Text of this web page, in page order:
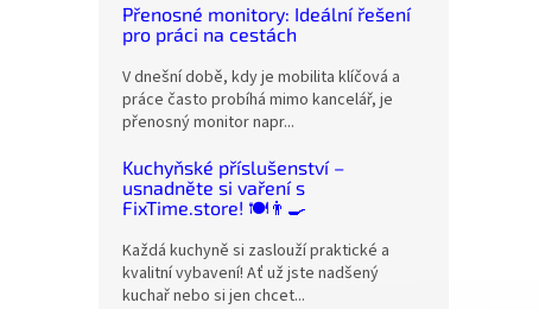
Přenosné monitory: Ideální řešení
pro práci na cestách
V dnešní době, kdy je mobilita klíčová a
práce často probíhá mimo kancelář, je
přenosný monitor napr...
Kuchyňské příslušenství –
usnadněte si vaření s
FixTime.store! 🍽️👨‍🍳
Každá kuchyně si zaslouží praktické a
kvalitní vybavení! Ať už jste nadšený
kuchař nebo si jen chcet...